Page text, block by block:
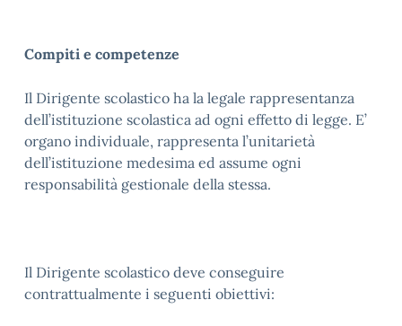
Compiti e competenze
Il Dirigente scolastico ha la legale rappresentanza
dell’istituzione scolastica ad ogni effetto di legge. E’
organo individuale, rappresenta l’unitarietà
dell’istituzione medesima ed assume ogni
responsabilità gestionale della stessa.
Il Dirigente scolastico deve conseguire
contrattualmente i seguenti obiettivi: